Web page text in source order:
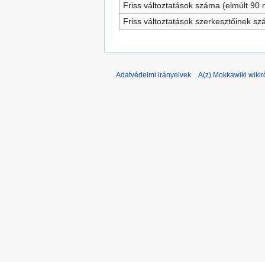
Friss változtatások száma (elmúlt 90
Friss változtatások szerkesztőinek
Adatvédelmi irányelvek A(z) Mokkawiki